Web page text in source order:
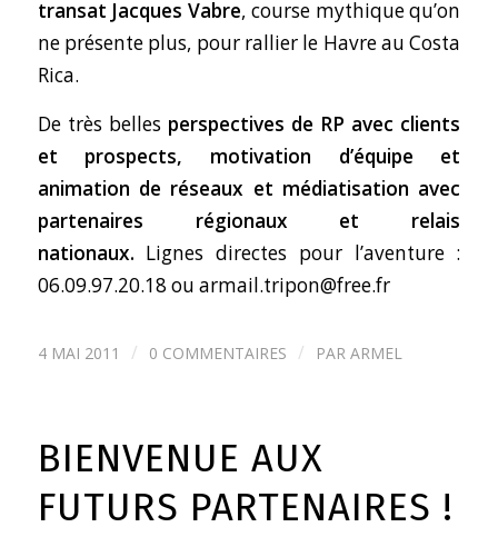
transat Jacques Vabre, course mythique qu’on
ne présente plus, pour rallier le Havre au Costa
Rica.
De très belles perspectives de RP avec clients
et prospects, motivation d’équipe et
animation de réseaux et médiatisation avec
partenaires régionaux et relais
nationaux. Lignes directes pour l’aventure :
06.09.97.20.18 ou armail.tripon@free.fr
4 MAI 2011 / 0 COMMENTAIRES / PAR ARMEL
BIENVENUE AUX
FUTURS PARTENAIRES !